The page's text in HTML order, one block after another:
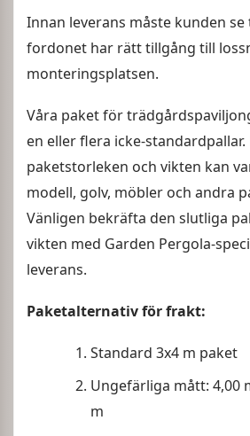
Innan leverans måste kunden
fordonet har rätt tillgång till
monteringsplatsen.
Våra paket för
en eller flera icke-standardpallar.
paketstorleken och vikten kan
modell, golv, möbler och andra
Vänligen bekräfta den slutliga
vikten med Garden Pergola-
leverans.
Paketalternativ för frakt:
Standard 3x4 m paket
Ungefärliga mått: 4,00
m